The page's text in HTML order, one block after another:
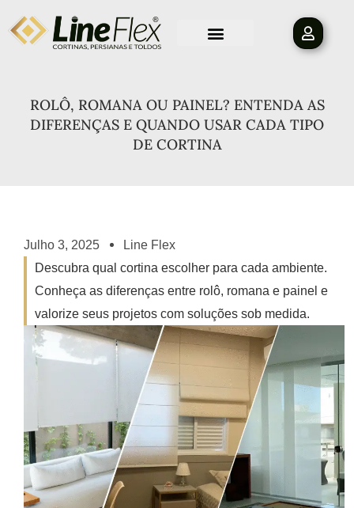
para
ROLÔ, ROMANA OU PAINEL? ENTENDA AS
DIFERENÇAS E QUANDO USAR CADA TIPO
DE CORTINA
Julho 3, 2025
Line Flex
Descubra qual cortina escolher para cada ambiente.
Conheça as diferenças entre rolô, romana e painel e
valorize seus projetos com soluções sob medida.